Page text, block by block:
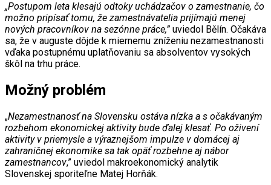
„Postupom leta klesajú odtoky uchádzačov o zamestnanie, čo
možno pripísať tomu, že zamestnávatelia prijímajú menej
nových pracovníkov na sezónne práce,”uviedol Bělín. Očakáva
sa, že v auguste dôjde k miernemu zníženiu nezamestnanosti
vďaka postupnému uplatňovaniu sa absolventov vysokých
škôl na trhu práce.
Možný problém
„Nezamestnanosť na Slovensku ostáva nízka a s očakávaným
rozbehom ekonomickej aktivity bude ďalej klesať. Po oživení
aktivity v priemysle a výraznejšom impulze v domácej aj
zahraničnej ekonomike sa tak opäť rozbehne aj nábor
zamestnancov,” uviedol makroekonomický analytik
Slovenskej sporiteľne Matej Horňák.